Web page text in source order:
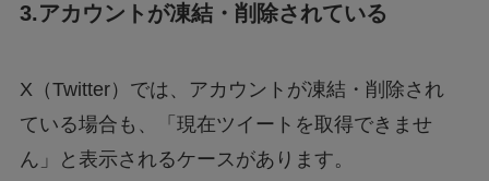
3.アカウントが凍結・削除されている
X（Twitter）では、アカウントが凍結・削除され
ている場合も、「現在ツイートを取得できませ
ん」と表示されるケースがあります。